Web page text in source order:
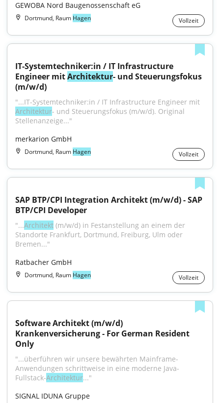
GEWOBA Nord Baugenossenschaft eG
Dortmund, Raum Hagen Vollzeit
IT-Systemtechniker:in / IT Infrastructure
Engineer mit Architektur- und Steuerungsfokus
(m/w/d)
Architektur- und Steuerungsfokus (m/w/d). Original
Stellenanzeige..."
merkarion GmbH
Dortmund, Raum Hagen Vollzeit
SAP BTP/CPI Integration Architekt (m/w/d) - SAP
BTP/CPI Developer
"...Architekt (m/w/d) in Festanstellung an einem der
Standorte Frankfurt, Dortmund, Freiburg, Ulm oder
Bremen..."
Ratbacher GmbH
Dortmund, Raum Hagen Vollzeit
Software Architekt (m/w/d)
Krankenversicherung - For German Resident
Only
"...überführen wir unsere bewährten Mainframe-
Anwendungen schrittweise in eine moderne Java-
Fullstack-Architektur..."
SIGNAL IDUNA Gruppe